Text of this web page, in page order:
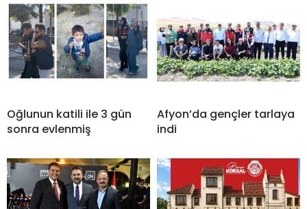
Oğlunun katili ile 3 gün
sonra evlenmiş
Afyon’da gençler tarlaya
indi